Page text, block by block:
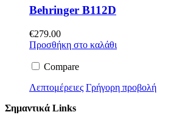
Behringer B112D
€279.00
Προσθήκη στο καλάθι
Compare
Λεπτομέρειες Γρήγορη προβολή
Σημαντικά Links